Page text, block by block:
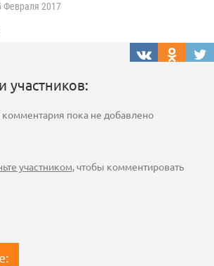
Февраля 2017
участников:
пока не добавлено
участником, чтобы комментировать